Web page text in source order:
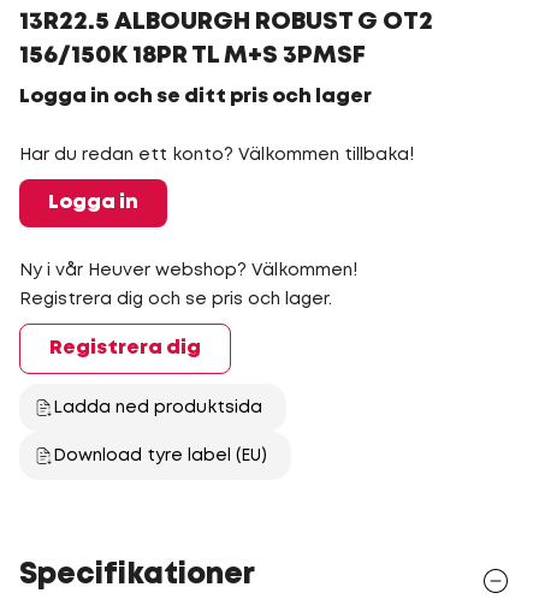
13R22.5 ALBOURGH ROBUST G OT2
156/150K 18PR TL M+S 3PMSF
Logga in och se ditt pris och lager
Har du redan ett konto? Välkommen tillbaka!
Logga in
Ny i vår Heuver webshop? Välkommen!
Registrera dig och se pris och lager.
Registrera dig
Ladda ned produktsida
Download tyre label (EU)
Specifikationer